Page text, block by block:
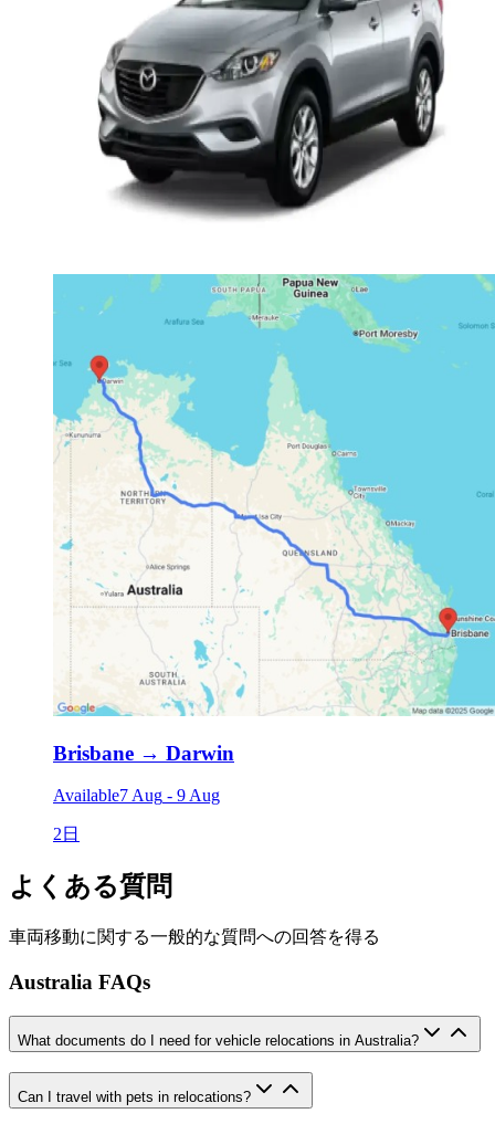
Brisbane → Darwin
Available7 Aug - 9 Aug
2日
よくある質問
車両移動に関する一般的な質問への回答を得る
Australia FAQs
What documents do I need for vehicle relocations in Australia?
Can I travel with pets in relocations?